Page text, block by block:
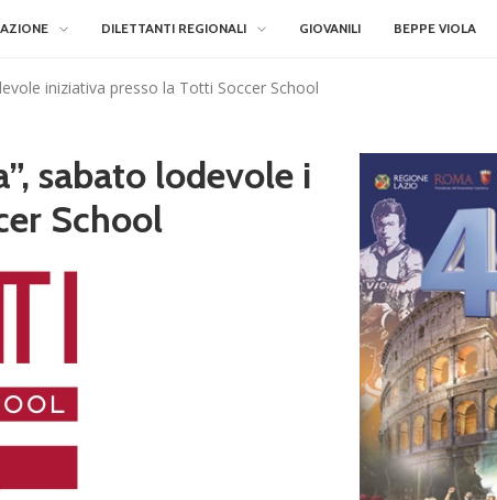
DILETTANTI REGIONALI GIOVANILI BEPPE VIOLA
iniziativa presso la Totti Soccer School
sabato lodevole i
School